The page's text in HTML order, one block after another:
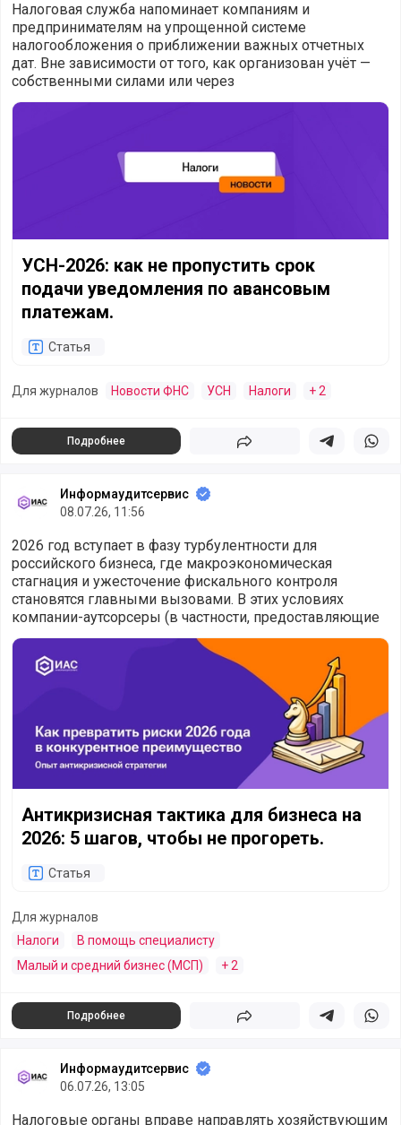
Налоговая служба напоминает компаниям и
предпринимателям на упрощенной системе
налогообложения о приближении важных отчетных
дат. Вне зависимости от того, как организован учёт —
собственными силами или через
УСН-2026: как не пропустить срок подачи уведомления
УСН-2026: как не пропустить срок
подачи уведомления по авансовым
платежам.
Статья
Для журналов Новости ФНС УСН Налоги + 2
Подробнее Поделиться Поделиться в
Информаудитсервис
08.07.26, 11:56
2026 год вступает в фазу турбулентности для
российского бизнеса, где макроэкономическая
стагнация и ужесточение фискального контроля
становятся главными вызовами. В этих условиях
компании-аутсорсеры (в частности, предоставляющие
Антикризисная тактика для бизнеса на 2026: 5 шагов,
Антикризисная тактика для бизнеса на
2026: 5 шагов, чтобы не прогореть.
Статья
Для журналов
Налоги
В помощь специалисту
Малый и средний бизнес (МСП)
+ 2
Подробнее Поделиться Поделиться в
Информаудитсервис
06.07.26, 13:05
Налоговые органы вправе направлять хозяйствующим